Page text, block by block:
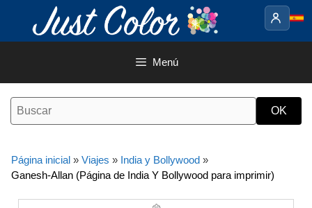
contenido
Menú
Página inicial » Viajes » India y Bollywood »
Ganesh-Allan (Página de India Y Bollywood para imprimir)